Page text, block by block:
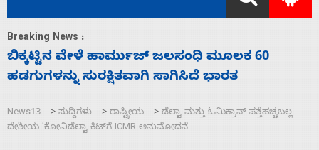
Breaking News :
ನಾಗೇಂದ್ರ ರಾಜೀನಾಮೆ ಕೊಡದಿದ್ದರೆ ಸದನ ನಡೆಸಲು
ಬಿಡೆವು: ಛಲವಾದಿ ನಾರಾಯಣಸ್ವಾಮಿ
News13 > ಸುದ್ದಿಗಳು > ರಾಷ್ಟ್ರೀಯ > ಡೆಲ್ಟಾ ಮತ್ತು ಓಮಿಕ್ರಾನ್ ಪತ್ತೆಹಚ್ಚಬಲ್ಲ
ದೇಶೀಯ ʼಕೋವಿಡೆಲ್ಟಾ ಕಿಟ್‌ಗೆ ICMR ಅನುಮೋದನೆ